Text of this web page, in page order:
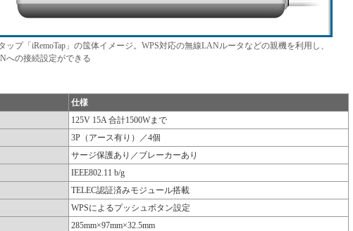
プ「iRemoTap」の筺体イメージ。WPS対応の無線LANルータなどの親機を利用し、
への接続設定ができる
仕様
125V 15A 合計1500Wまで
3P（アース有り）／4個
サージ保護あり／ブレーカーあり
IEEE802.11 b/g
TELEC認証済みモジュール搭載
WPSによるプッシュボタン設定
285mm×97mm×32.5mm